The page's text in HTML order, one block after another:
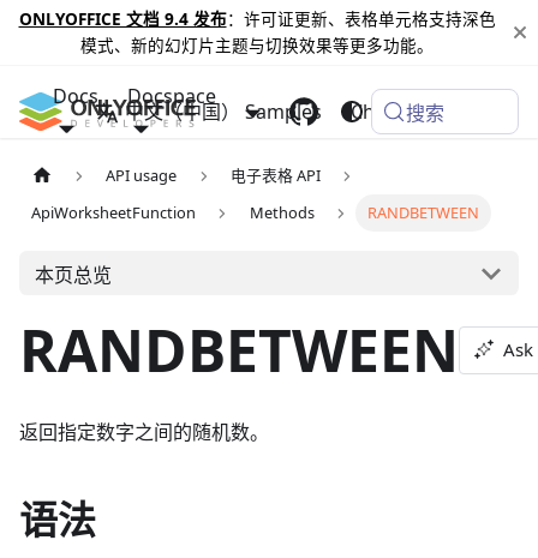
ONLYOFFICE 文档 9.4 发布：许可证更新、表格单元格支持深色
模式、新的幻灯片主题与切换效果等更多功能。
Docs Docspace
Samples Changelog
中文（中国） 搜索
API usage
电子表格 API
ApiWorksheetFunction
Methods RANDBETWEEN
本页总览
RANDBETWEEN
返回指定数字之间的随机数。
语法